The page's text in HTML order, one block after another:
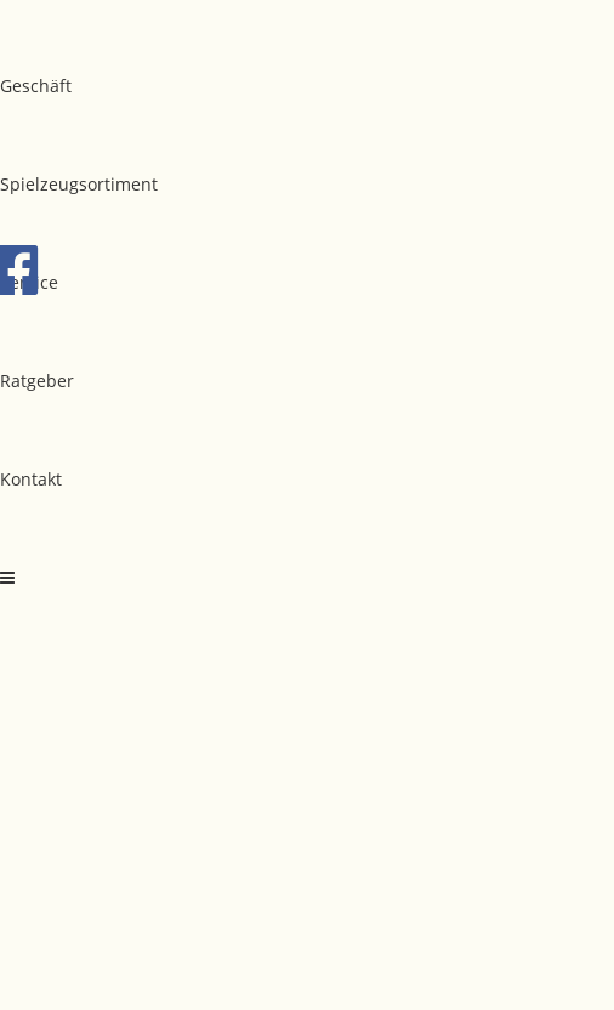
Geschäft
Spielzeugsortiment
Service
Ratgeber
Kontakt